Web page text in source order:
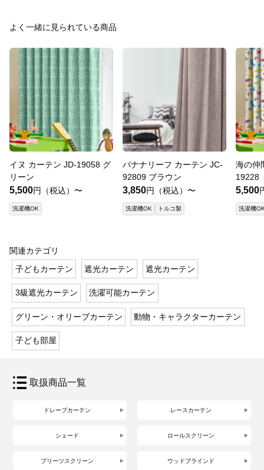
よく一緒に見られている商品
イヌ カーテン JD-19058 グ
リーン
5,500円（税込）〜
洗濯機OK
バナナリーフ カーテン JC-
92809 ブラウン
3,850円（税込）〜
洗濯機OK トルコ製
海の仲
19228
5,500
洗濯機
関連カテゴリ
子どもカーテン
遮光カーテン 遮光カーテン
3級遮光カーテン 洗濯可能カーテン
グリーン・オリーブカーテン 動物・キャラクターカーテン
子ども部屋
取扱商品一覧
ドレープカーテン レースカーテン
シェード ロールスクリーン
プリーツスクリーン ウッドブラインド